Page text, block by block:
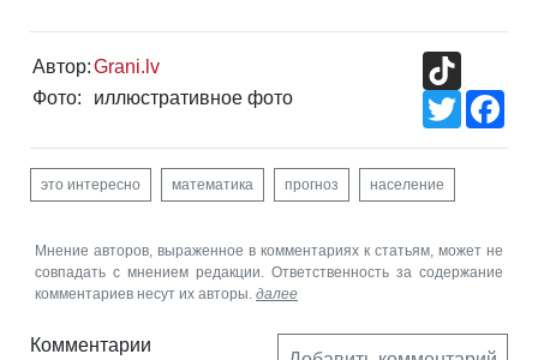
Автор:Grani.lv
Фото:
иллюстративное фото
Twitter
это интересно математика прогноз население
Мнение авторов, выраженное в комментариях к статьям, может не
совпадать с мнением редакции. Ответственность за содержание
комментариев несут их авторы. далее
Комментарии